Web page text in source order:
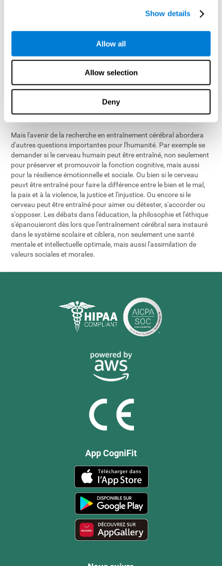
Show details
Allow all
Allow selection
Deny
Nous observons les mécanismes compensatoires neuronales
facultés affaiblies) se développer après les séances
d'entraînement cérébral et cette connaissance augmentera. Nous
niveaux plus élevés de réserve cognitive, connaissances
accumulées et expérience d'un cerveau actif, et constitue un
l'avenir nous allons étendre cette connaissance et cibler les zones
plus spécifiques du cerveau et des conditions neurologiques.
Mais l'avenir de la recherche en entraînement cérébral abordera
d'autres questions importantes pour l'humanité. Par exemple se
demander si le cerveau humain peut être entraîné, non seulement
pour préserver et promouvoir la fonction cognitive, mais aussi
pour la résilience émotionnelle et sociale. Ou bien si le cerveau
peuvt être entraîné pour faire la différence entre le bien et le mal,
la paix et à la violence, la justice et l'injustice. Ou encore si le
cerveau peut être entraîné pour aimer ou détester, s'accorder ou
s'opposer. Les débats dans l'éducation, la philosophie et l'éthique
s'épanouieront dès lors que l'entraînement cérébral sera instauré
dans le système scolaire et ciblera, non seulement une santé
mentale et intellectuelle optimale, mais aussi l'assimilation de
valeurs sociales et morales.
App CogniFit